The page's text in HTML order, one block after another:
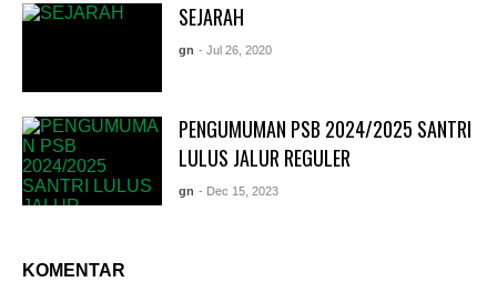
SEJARAH
gn - Jul 26, 2020
PENGUMUMAN PSB 2024/2025 SANTRI
LULUS JALUR REGULER
gn - Dec 15, 2023
KOMENTAR